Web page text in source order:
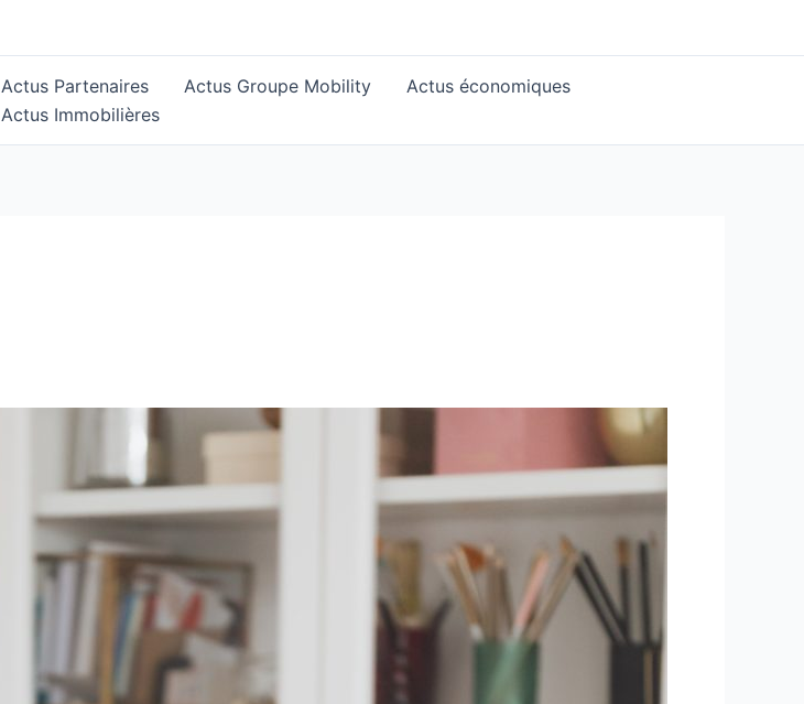
Actus Partenaires Actus Groupe Mobility
Actus économiques
Actus Immobilières